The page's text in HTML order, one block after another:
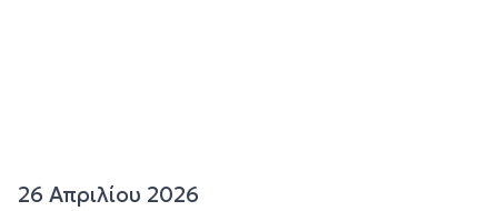
26 Απριλίου 2026